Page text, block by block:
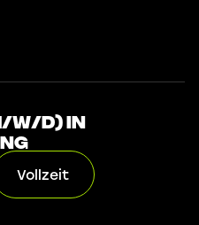
w/d) in
Vollzeit